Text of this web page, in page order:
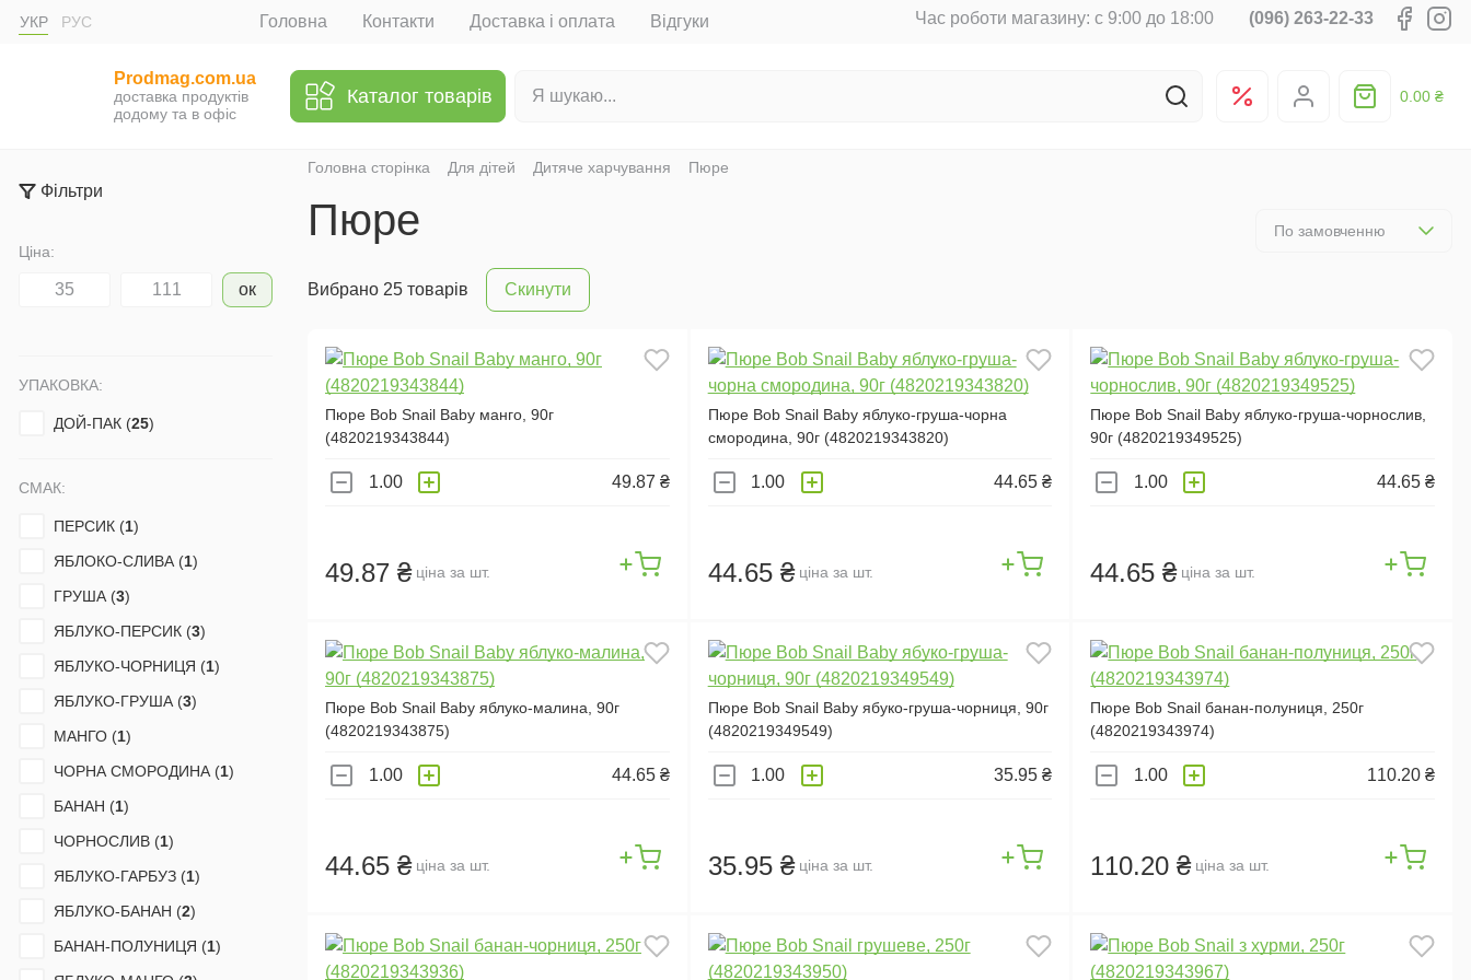
УКР РУС Головна Контакти Доставка і оплата Відгуки Час роботи магазину: с 9:00 до 18:00 (096) 263-22-33
Prodmag.com.ua
доставка продуктів
додому та в офіс
Каталог товарів 0.00 ₴
Фільтри
Ціна:
ок
УПАКОВКА:
ДОЙ-ПАК (25)
СМАК:
ПЕРСИК (1)
ЯБЛОКО-СЛИВА (1)
ГРУША (3)
ЯБЛУКО-ПЕРСИК (3)
ЯБЛУКО-ЧОРНИЦЯ (1)
ЯБЛУКО-ГРУША (3)
МАНГО (1)
ЧОРНА СМОРОДИНА (1)
БАНАН (1)
ЧОРНОСЛИВ (1)
ЯБЛУКО-ГАРБУЗ (1)
ЯБЛУКО-БАНАН (2)
БАНАН-ПОЛУНИЦЯ (1)
Головна сторінка Для дітей Дитяче харчування Пюре
Пюре По замовченню
Вибрано 25 товарів Скинути
Пюре Bob Snail Baby манго, 90г
(4820219343844)
49.87 ₴
49.87 ₴ ціна за шт.
Пюре Bob Snail Baby яблуко-груша-чорна
смородина, 90г (4820219343820)
44.65 ₴
44.65 ₴ ціна за шт.
Пюре Bob Snail Baby яблуко-груша-чорнослив,
90г (4820219349525)
44.65 ₴
44.65 ₴ ціна за шт.
Пюре Bob Snail Baby яблуко-малина, 90г
(4820219343875)
44.65 ₴
44.65 ₴ ціна за шт.
Пюре Bob Snail Baby ябуко-груша-чорниця, 90г
(4820219349549)
35.95 ₴
35.95 ₴ ціна за шт.
Пюре Bob Snail банан-полуниця, 250г
(4820219343974)
110.20 ₴
110.20 ₴ ціна за шт.